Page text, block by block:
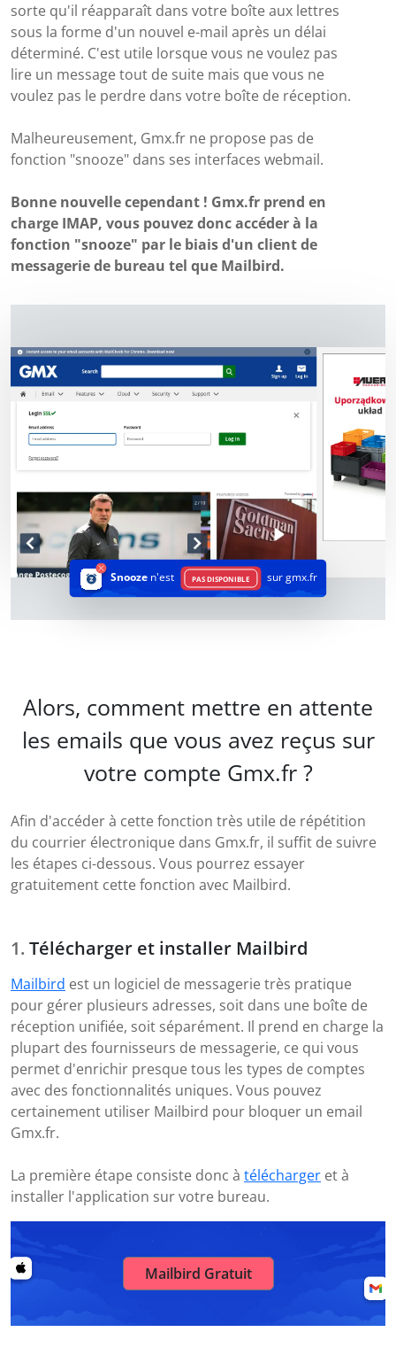
sorte qu'il réapparaît dans votre boîte aux lettres
sous la forme d'un nouvel e-mail après un délai
déterminé. C'est utile lorsque vous ne voulez pas
lire un message tout de suite mais que vous ne
voulez pas le perdre dans votre boîte de réception.
Malheureusement, Gmx.fr ne propose pas de
fonction "snooze" dans ses interfaces webmail.
Bonne nouvelle cependant ! Gmx.fr prend en
charge IMAP, vous pouvez donc accéder à la
fonction "snooze" par le biais d'un client de
messagerie de bureau tel que Mailbird.
Snooze n'est PAS DISPONIBLE sur gmx.fr
Alors, comment mettre en attente
les emails que vous avez reçus sur
votre compte Gmx.fr ?
Afin d'accéder à cette fonction très utile de répétition
du courrier électronique dans Gmx.fr, il suffit de suivre
les étapes ci-dessous. Vous pourrez essayer
gratuitement cette fonction avec Mailbird.
Télécharger et installer Mailbird
Mailbird est un logiciel de messagerie très pratique
pour gérer plusieurs adresses, soit dans une boîte de
réception unifiée, soit séparément. Il prend en charge la
plupart des fournisseurs de messagerie, ce qui vous
permet d'enrichir presque tous les types de comptes
avec des fonctionnalités uniques. Vous pouvez
certainement utiliser Mailbird pour bloquer un email
Gmx.fr.
La première étape consiste donc à télécharger et à
installer l'application sur votre bureau.
Mailbird Gratuit